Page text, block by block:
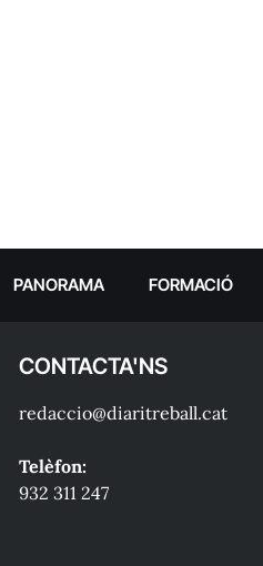
PANORAMA FORMACIÓ
CONTACTA'NS
redaccio@diaritreball.cat
Telèfon:
932 311 247